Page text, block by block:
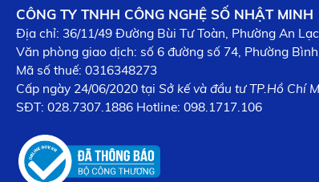
CÔNG TY TNHH CÔNG NGHỆ SỐ NHẬT MINH
Địa chỉ: 36/11/49 Đường Bùi Tư Toàn, Phường An
Văn phòng giao dịch: số 6 đường số 74, Phường
Mã số thuế: 0316348273
Cấp ngày 24/06/2020 tại Sở kế và đầu tư TP.Hồ Chí
SĐT: 028.7307.1886 Hotline: 098.1717.106